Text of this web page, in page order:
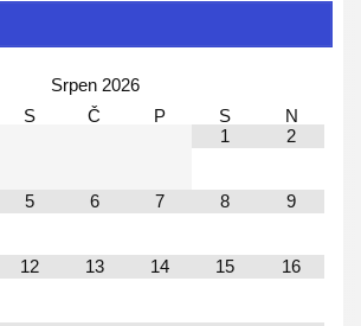
Srpen 2026
S Č P S
N
1
2
5 6 7 8 9
12 13 14 15 16